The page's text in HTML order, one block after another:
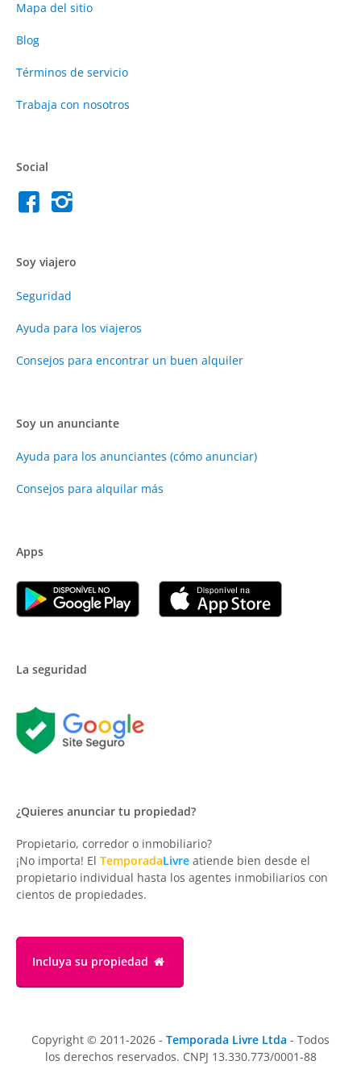
Mapa del sitio
Blog
Términos de servicio
Trabaja con nosotros
Social
Soy viajero
Seguridad
Ayuda para los viajeros
Consejos para encontrar un buen alquiler
Soy un anunciante
Ayuda para los anunciantes (cómo anunciar)
Consejos para alquilar más
Apps
La seguridad
¿Quieres anunciar tu propiedad?
Propietario, corredor o inmobiliario?
¡No importa! El TemporadaLivre atiende bien desde el
propietario individual hasta los agentes inmobiliarios con
cientos de propiedades.
Incluya su propiedad
Copyright © 2011-2026 - Temporada Livre Ltda - Todos
los derechos reservados. CNPJ 13.330.773/0001-88